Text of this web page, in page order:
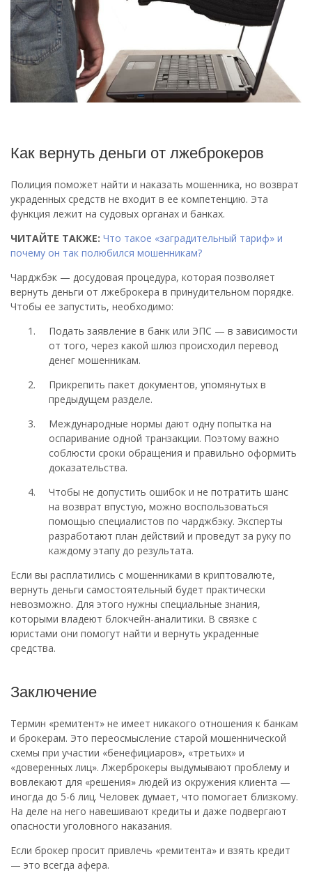
Как вернуть деньги от лжеброкеров
Полиция поможет найти и наказать мошенника, но возврат
украденных средств не входит в ее компетенцию. Эта
функция лежит на судовых органах и банках.
ЧИТАЙТЕ ТАКЖЕ: Что такое «заградительный тариф» и
почему он так полюбился мошенникам?
Чарджбэк — досудовая процедура, которая позволяет
вернуть деньги от лжеброкера в принудительном порядке.
Чтобы ее запустить, необходимо:
Подать заявление в банк или ЭПС — в зависимости
от того, через какой шлюз происходил перевод
денег мошенникам.
Прикрепить пакет документов, упомянутых в
предыдущем разделе.
Международные нормы дают одну попытка на
оспаривание одной транзакции. Поэтому важно
соблюсти сроки обращения и правильно оформить
доказательства.
Чтобы не допустить ошибок и не потратить шанс
на возврат впустую, можно воспользоваться
помощью специалистов по чарджбэку. Эксперты
разработают план действий и проведут за руку по
каждому этапу до результата.
Если вы расплатились с мошенниками в криптовалюте,
вернуть деньги самостоятельный будет практически
невозможно. Для этого нужны специальные знания,
которыми владеют блокчейн-аналитики. В связке с
юристами они помогут найти и вернуть украденные
средства.
Заключение
Термин «ремитент» не имеет никакого отношения к банкам
и брокерам. Это переосмысление старой мошеннической
схемы при участии «бенефициаров», «третьих» и
«доверенных лиц». Лжерброкеры выдумывают проблему и
вовлекают для «решения» людей из окружения клиента —
иногда до 5-6 лиц. Человек думает, что помогает близкому.
На деле на него навешивают кредиты и даже подвергают
опасности уголовного наказания.
Если брокер просит привлечь «ремитента» и взять кредит
— это всегда афера.